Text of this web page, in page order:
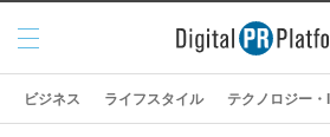
メニ
ュー
ビジネス ライフスタイル テクノロジー・